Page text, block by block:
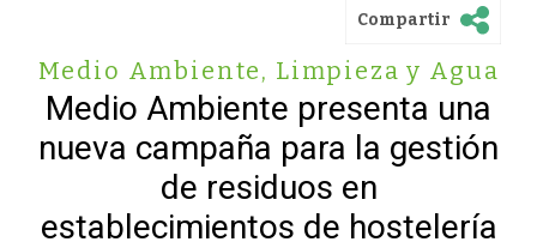
Compartir
Medio Ambiente, Limpieza y Agua
Medio Ambiente presenta una
nueva campaña para la gestión
de residuos en
establecimientos de hostelería